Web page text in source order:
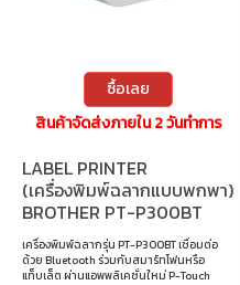
ซื้อเลย
สินค้าจัดส่งภายใน 2 วันทำการ
LABEL PRINTER
(เครื่องพิมพ์ฉลากแบบพกพา)
BROTHER PT-P300BT
BLUETOOTH P-TOUCH
เครื่องพิมพ์ฉลากรุ่น PT-P300BT เชื่อมต่อ
ด้วย Bluetooth ร่วมกับสมาร์ทโฟนหรือ
แท็บเล็ต ผ่านแอพพลิเคชั่นใหม่ P-Touch